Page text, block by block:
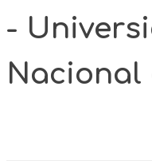
-
Nacional